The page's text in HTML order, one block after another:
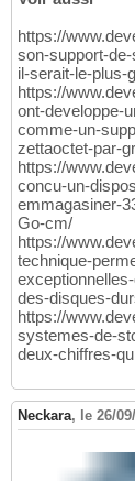
https://
son-support-
il-serait-le-plus-
https://
ont-developpe-
comme-un-
zettaoctet-par-
https://
concu-un-
emmagasiner-
Go-cm/
https://
technique-
des-disques-
https://
systemes-de-
deux-chiffres-
Neckara, le 26/